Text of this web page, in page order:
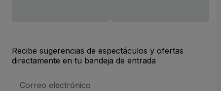
Recibe sugerencias de espectáculos y ofertas
directamente en tu bandeja de entrada
de